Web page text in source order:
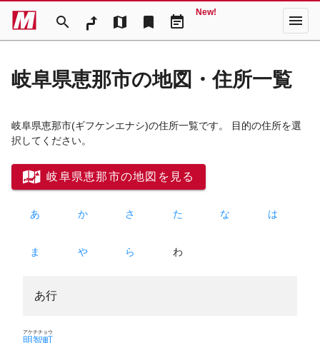
search map bookmark event_note
New! menu
岐阜県恵那市の地図・住所一覧
岐阜県恵那市(ギフケンエナシ)の住所一覧です。 目的の住所を選
択してください。
岐阜県恵那市の地図を見る
あ か さ た な は
ま や ら わ
あ行
明智町
アケチチョウ